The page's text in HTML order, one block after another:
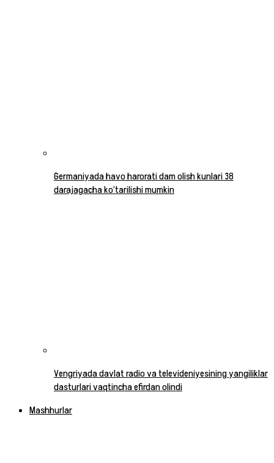
Germaniyada havo harorati dam olish kunlari 38
darajagacha ko‘tarilishi mumkin
Vengriyada davlat radio va televideniyesining yangiliklar
dasturlari vaqtincha efirdan olindi
Mashhurlar